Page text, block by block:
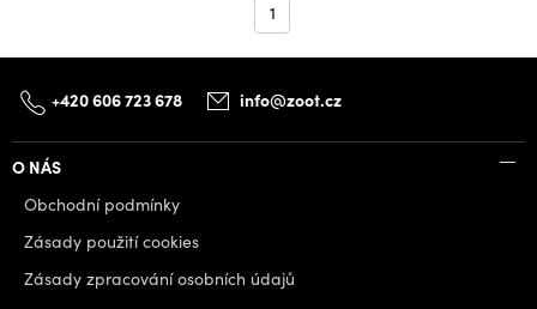
1
+420 606 723 678 info@zoot.cz
O NÁS
Obchodní podmínky
Zásady použití cookies
Zásady zpracování osobních údajů